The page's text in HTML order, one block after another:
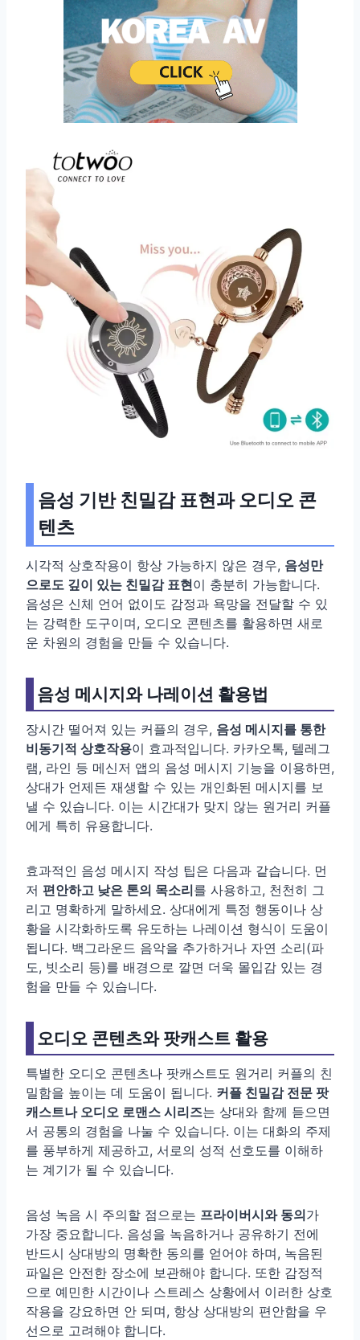
음성 기반 친밀감 표현과 오디오 콘
텐츠
시각적 상호작용이 항상 가능하지 않은 경우, 음성만
으로도 깊이 있는 친밀감 표현이 충분히 가능합니다.
음성은 신체 언어 없이도 감정과 욕망을 전달할 수 있
는 강력한 도구이며, 오디오 콘텐츠를 활용하면 새로
운 차원의 경험을 만들 수 있습니다.
음성 메시지와 나레이션 활용법
장시간 떨어져 있는 커플의 경우, 음성 메시지를 통한
비동기적 상호작용이 효과적입니다. 카카오톡, 텔레그
램, 라인 등 메신저 앱의 음성 메시지 기능을 이용하면,
상대가 언제든 재생할 수 있는 개인화된 메시지를 보
낼 수 있습니다. 이는 시간대가 맞지 않는 원거리 커플
에게 특히 유용합니다.
효과적인 음성 메시지 작성 팁은 다음과 같습니다. 먼
저 편안하고 낮은 톤의 목소리를 사용하고, 천천히 그
리고 명확하게 말하세요. 상대에게 특정 행동이나 상
황을 시각화하도록 유도하는 나레이션 형식이 도움이
됩니다. 백그라운드 음악을 추가하거나 자연 소리(파
도, 빗소리 등)를 배경으로 깔면 더욱 몰입감 있는 경
험을 만들 수 있습니다.
오디오 콘텐츠와 팟캐스트 활용
특별한 오디오 콘텐츠나 팟캐스트도 원거리 커플의 친
밀함을 높이는 데 도움이 됩니다. 커플 친밀감 전문 팟
캐스트나 오디오 로맨스 시리즈는 상대와 함께 듣으면
서 공통의 경험을 나눌 수 있습니다. 이는 대화의 주제
를 풍부하게 제공하고, 서로의 성적 선호도를 이해하
는 계기가 될 수 있습니다.
음성 녹음 시 주의할 점으로는 프라이버시와 동의가
가장 중요합니다. 음성을 녹음하거나 공유하기 전에
반드시 상대방의 명확한 동의를 얻어야 하며, 녹음된
파일은 안전한 장소에 보관해야 합니다. 또한 감정적
으로 예민한 시간이나 스트레스 상황에서 이러한 상호
작용을 강요하면 안 되며, 항상 상대방의 편안함을 우
선으로 고려해야 합니다.